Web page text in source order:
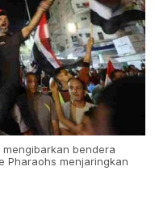
bendera
Pharaohs menjaringkan